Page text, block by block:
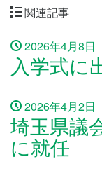
関連記事
2026年4月8日
入学式に
2026年4月2日
埼玉県議
に就任